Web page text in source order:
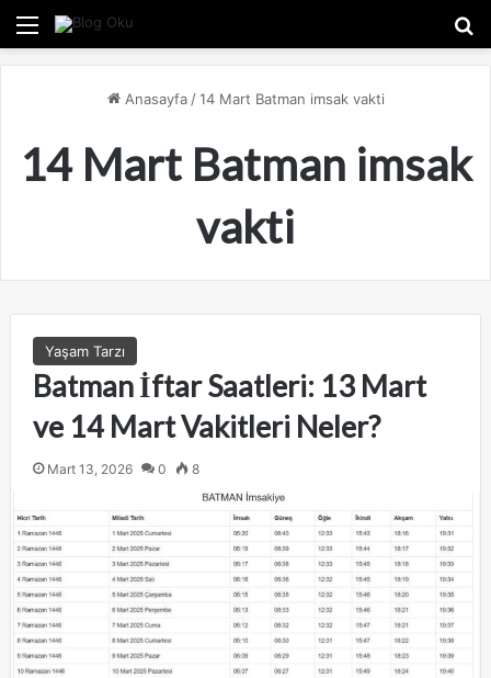
Menü
Anasayfa / 14 Mart Batman imsak vakti
14 Mart Batman imsak
vakti
Yaşam Tarzı
Batman İftar Saatleri: 13 Mart
ve 14 Mart Vakitleri Neler?
Mart 13, 2026 0 8